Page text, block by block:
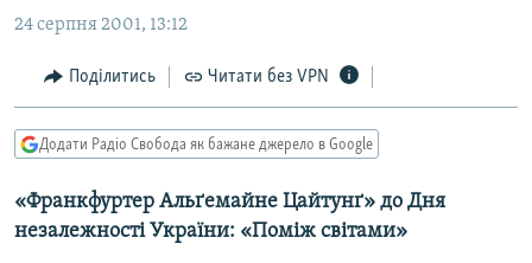
основної
навігації
Перейти
до
пошуку
ЕКОНОМІКА
СУСПІЛЬСТВО
УКРАЇНА
РОСІЙСЬКА «ФІЛЬТРАЦІЯ»
ДОНБАС.РЕАЛІЇ
ТИ ЯК?
СХЕМИ
КИТАЙ.ВИКЛИКИ
24 серпня 2001, 13:12
Поділитись Читати без VPN
Додати Радіо Свобода як бажане джерело в Google
«Франкфуртер Альґемайне Цайтунґ» до Дня
незалежності України: «Поміж світами»